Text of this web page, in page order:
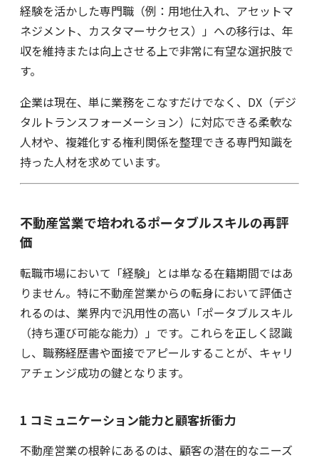
経験を活かした専門職（例：用地仕入れ、アセットマ
ネジメント、カスタマーサクセス）」への移行は、年
収を維持または向上させる上で非常に有望な選択肢で
す。
企業は現在、単に業務をこなすだけでなく、DX（デジ
タルトランスフォーメーション）に対応できる柔軟な
人材や、複雑化する権利関係を整理できる専門知識を
持った人材を求めています。
不動産営業で培われるポータブルスキルの再評
価
転職市場において「経験」とは単なる在籍期間ではあ
りません。特に不動産営業からの転身において評価さ
れるのは、業界内で汎用性の高い「ポータブルスキル
（持ち運び可能な能力）」です。これらを正しく認識
し、職務経歴書や面接でアピールすることが、キャリ
アチェンジ成功の鍵となります。
1 コミュニケーション能力と顧客折衝力
不動産営業の根幹にあるのは、顧客の潜在的なニーズ